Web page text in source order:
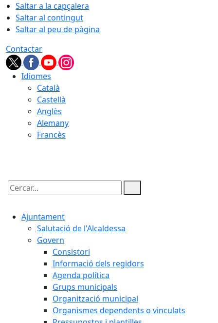
Saltar a la capçalera
Saltar al contingut
Saltar al peu de pàgina
Contactar
Idiomes
Català
Castellà
Anglès
Alemany
Francès
Cercar:
Ajuntament
Salutació de l'Alcaldessa
Govern
Consistori
Informació dels regidors
Agenda política
Grups municipals
Organització municipal
Organismes dependents o vinculats